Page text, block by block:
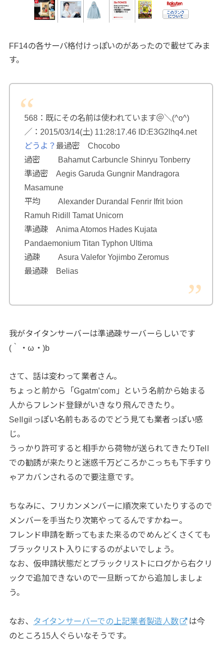
FF14の各サーバ格付けっぽいのがあったので載せてみま
す。
568：既にその名前は使われています＠＼(^o^)
／：2015/03/14(土) 11:28:17.46 ID:E3G2lhq4.net
どうよ？ 最過密 Chocobo
過密 Bahamut Carbuncle Shinryu Tonberry
準過密 Aegis Garuda Gungnir Mandragora
Masamune
平均 Alexander Durandal Fenrir Ifrit Ixion
Ramuh Ridill Tamat Unicorn
準過疎 Anima Atomos Hades Kujata
Pandaemonium Titan Typhon Ultima
過疎 Asura Valefor Yojimbo Zeromus
最過疎 Belias
我がタイタンサーバーは準過疎サーバーらしいです
(｀・ω・)b
さて、話は変わって業者さん。
ちょっと前から「Ggatm’com」という名前から始まる
人からフレンド登録がいきなり飛んできたり。
Sellgilっぽい名前もあるのでどう見ても業者っぽい感
じ。
うっかり許可すると相手から荷物が送られてきたりTell
での勧誘が来たりと迷惑千万どころかこっちも下手すり
ゃアカバンされるので要注意です。
ちなみに、フリカンメンバーに順次来ていたりするので
メンバーを手当たり次第やってるんですかねー。
フレンド申請を断ってもまた来るのでめんどくさくても
ブラックリスト入りにするのがよいでしょう。
なお、仮申請状態だとブラックリストにログから右クリ
ックで追加できないので一旦断ってから追加しましょ
う。
なお、 タイタンサーバーでの上記業者製造人数
は今
のところ15人ぐらいなそうです。